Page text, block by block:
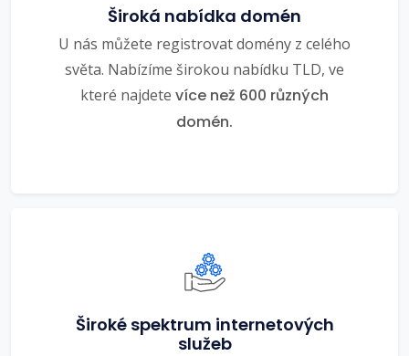
Široká nabídka domén
U nás můžete registrovat domény z celého
světa. Nabízíme širokou nabídku TLD, ve
které najdete více než 600 různých
domén.
Široké spektrum internetových
služeb